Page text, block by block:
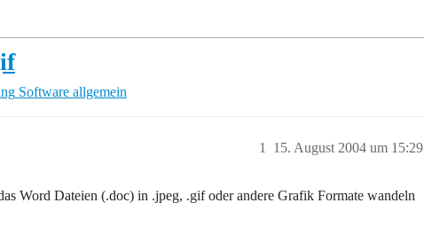
Software allgemein
15. August 2004 um 15:29
1
Word Dateien (.doc) in .jpeg, .gif oder andere Grafik Formate wandeln